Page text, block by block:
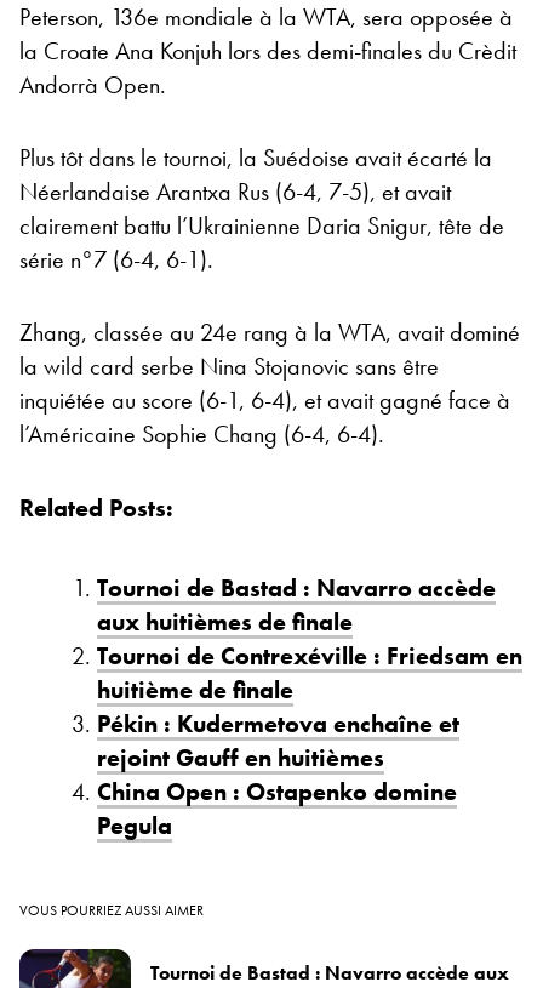
Peterson, 136e mondiale à la WTA, sera opposée à
la Croate Ana Konjuh lors des demi-finales du Crèdit
Andorrà Open.
Plus tôt dans le tournoi, la Suédoise avait écarté la
Néerlandaise Arantxa Rus (6-4, 7-5), et avait
clairement battu l’Ukrainienne Daria Snigur, tête de
série n°7 (6-4, 6-1).
Zhang, classée au 24e rang à la WTA, avait dominé
la wild card serbe Nina Stojanovic sans être
inquiétée au score (6-1, 6-4), et avait gagné face à
l’Américaine Sophie Chang (6-4, 6-4).
Related Posts:
Tournoi de Bastad : Navarro accède
aux huitièmes de finale
Tournoi de Contrexéville : Friedsam en
huitième de finale
Pékin : Kudermetova enchaîne et
rejoint Gauff en huitièmes
China Open : Ostapenko domine
Pegula
VOUS POURRIEZ AUSSI AIMER
Tournoi de Bastad : Navarro accède aux